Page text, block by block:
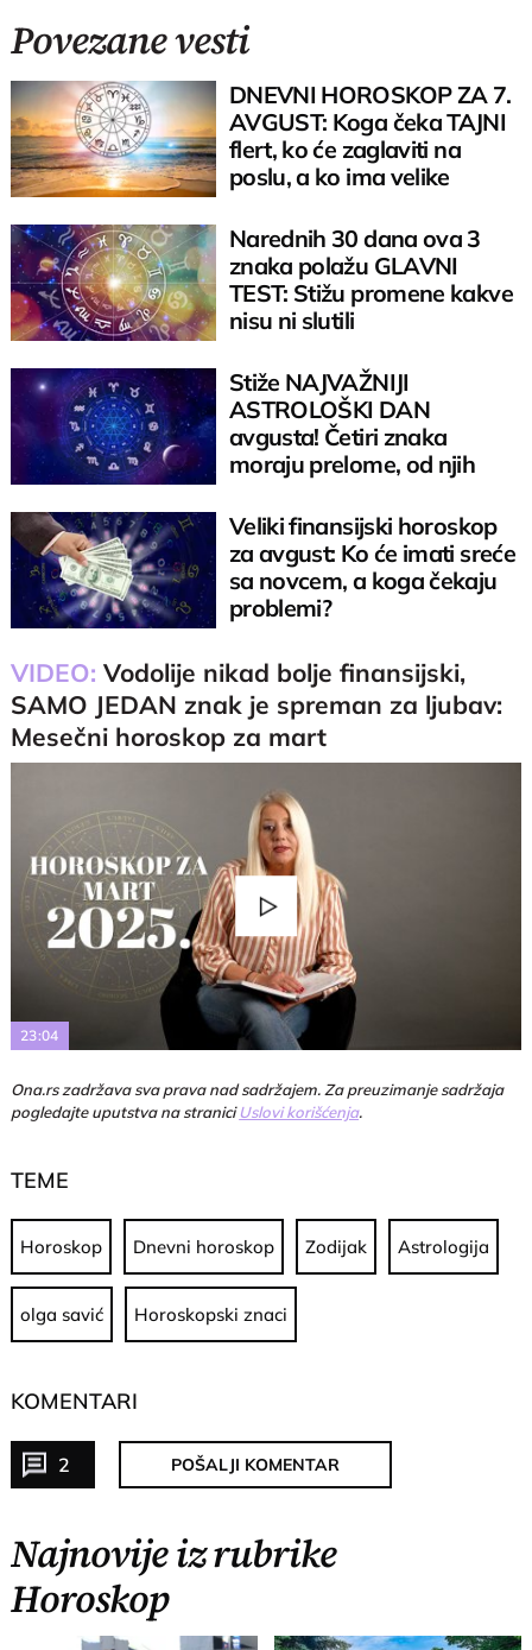
Povezane vesti
DNEVNI HOROSKOP ZA 7.
AVGUST: Koga čeka TAJNI
flert, ko će zaglaviti na
poslu, a ko ima velike
Narednih 30 dana ova 3
znaka polažu GLAVNI
TEST: Stižu promene kakve
nisu ni slutili
Stiže NAJVAŽNIJI
ASTROLOŠKI DAN
avgusta! Četiri znaka
moraju prelome, od njih
Veliki finansijski horoskop
za avgust: Ko će imati sreće
sa novcem, a koga čekaju
problemi?
VIDEO:Vodolije nikad bolje finansijski,
SAMO JEDAN znak je spreman za ljubav:
Mesečni horoskop za mart
Play
Video
23:04
Ona.rs zadržava sva prava nad sadržajem. Za preuzimanje sadržaja
pogledajte uputstva na straniciUslovi korišćenja.
TEME
Horoskop Dnevni horoskop Zodijak Astrologija
olga savić Horoskopski znaci
KOMENTARI
2 POŠALJI KOMENTAR
Najnovije iz rubrike
Horoskop